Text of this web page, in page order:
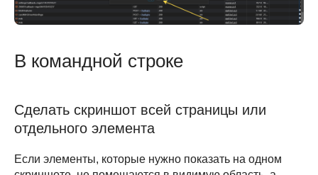
В командной строке
Сделать скриншот всей страницы или
отдельного элемента
Если элементы, которые нужно показать на одном